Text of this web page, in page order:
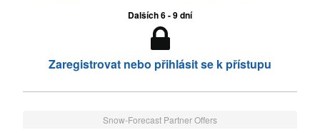
Dalších 6 - 9 dní
Zaregistrovat nebo přihlásit se k přístupu
Snow-Forecast Partner Offers